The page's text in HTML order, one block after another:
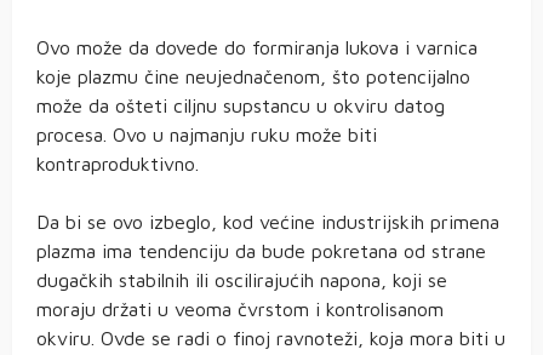
Ovo može da dovede do formiranja lukova i varnica
koje plazmu čine neujednačenom, što potencijalno
može da ošteti ciljnu supstancu u okviru datog
procesa. Ovo u najmanju ruku može biti
kontraproduktivno.
Da bi se ovo izbeglo, kod većine industrijskih primena
plazma ima tendenciju da bude pokretana od strane
dugačkih stabilnih ili oscilirajućih napona, koji se
moraju držati u veoma čvrstom i kontrolisanom
okviru. Ovde se radi o finoj ravnoteži, koja mora biti u